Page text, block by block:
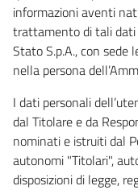
informazioni aventi
trattamento di tali dati
Stato S.p.A., con sede
nella persona
I dati personali
dal Titolare e da
nominati e istruiti dal
autonomi "Titolari",
disposizioni di legge,